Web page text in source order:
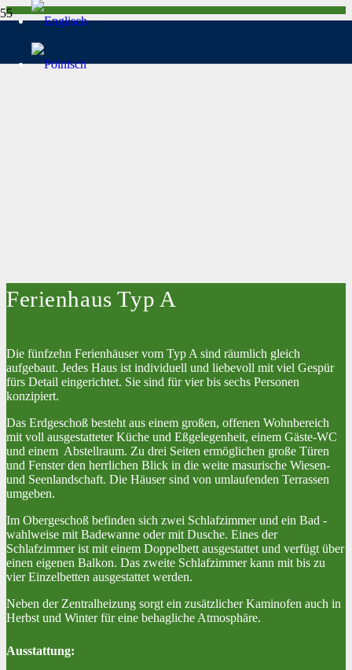
Ferienhaus Typ A
Die fünfzehn Ferienhäuser vom Typ A sind räumlich gleich
aufgebaut. Jedes Haus ist individuell und liebevoll mit viel Gespür
fürs Detail eingerichtet. Sie sind für vier bis sechs Personen
konzipiert.
Das Erdgeschoß besteht aus einem großen, offenen Wohnbereich
mit voll ausgestatteter Küche und Eßgelegenheit, einem Gäste-WC
und einem Abstellraum. Zu drei Seiten ermöglichen große Türen
und Fenster den herrlichen Blick in die weite masurische Wiesen-
und Seenlandschaft. Die Häuser sind von umlaufenden Terrassen
umgeben.
Im Obergeschoß befinden sich zwei Schlafzimmer und ein Bad ‑
wahlweise mit Badewanne oder mit Dusche. Eines der
Schlafzimmer ist mit einem Doppelbett ausgestattet und verfügt über
einen eigenen Balkon. Das zweite Schlafzimmer kann mit bis zu
vier Einzelbetten ausgestattet werden.
Neben der Zentralheizung sorgt ein zusätzlicher Kaminofen auch in
Herbst und Winter für eine behagliche Atmosphäre.
Ausstattung: